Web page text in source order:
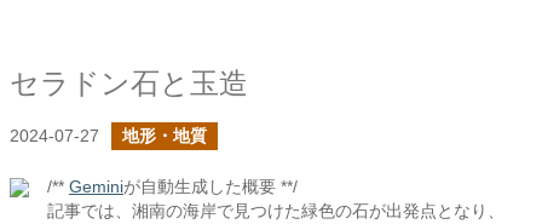
セラドン石と玉造
2024-07-27 地形・地質
/** Geminiが自動生成した概要 **/
記事では、湘南の海岸で見つけた緑色の石が出発点となり、